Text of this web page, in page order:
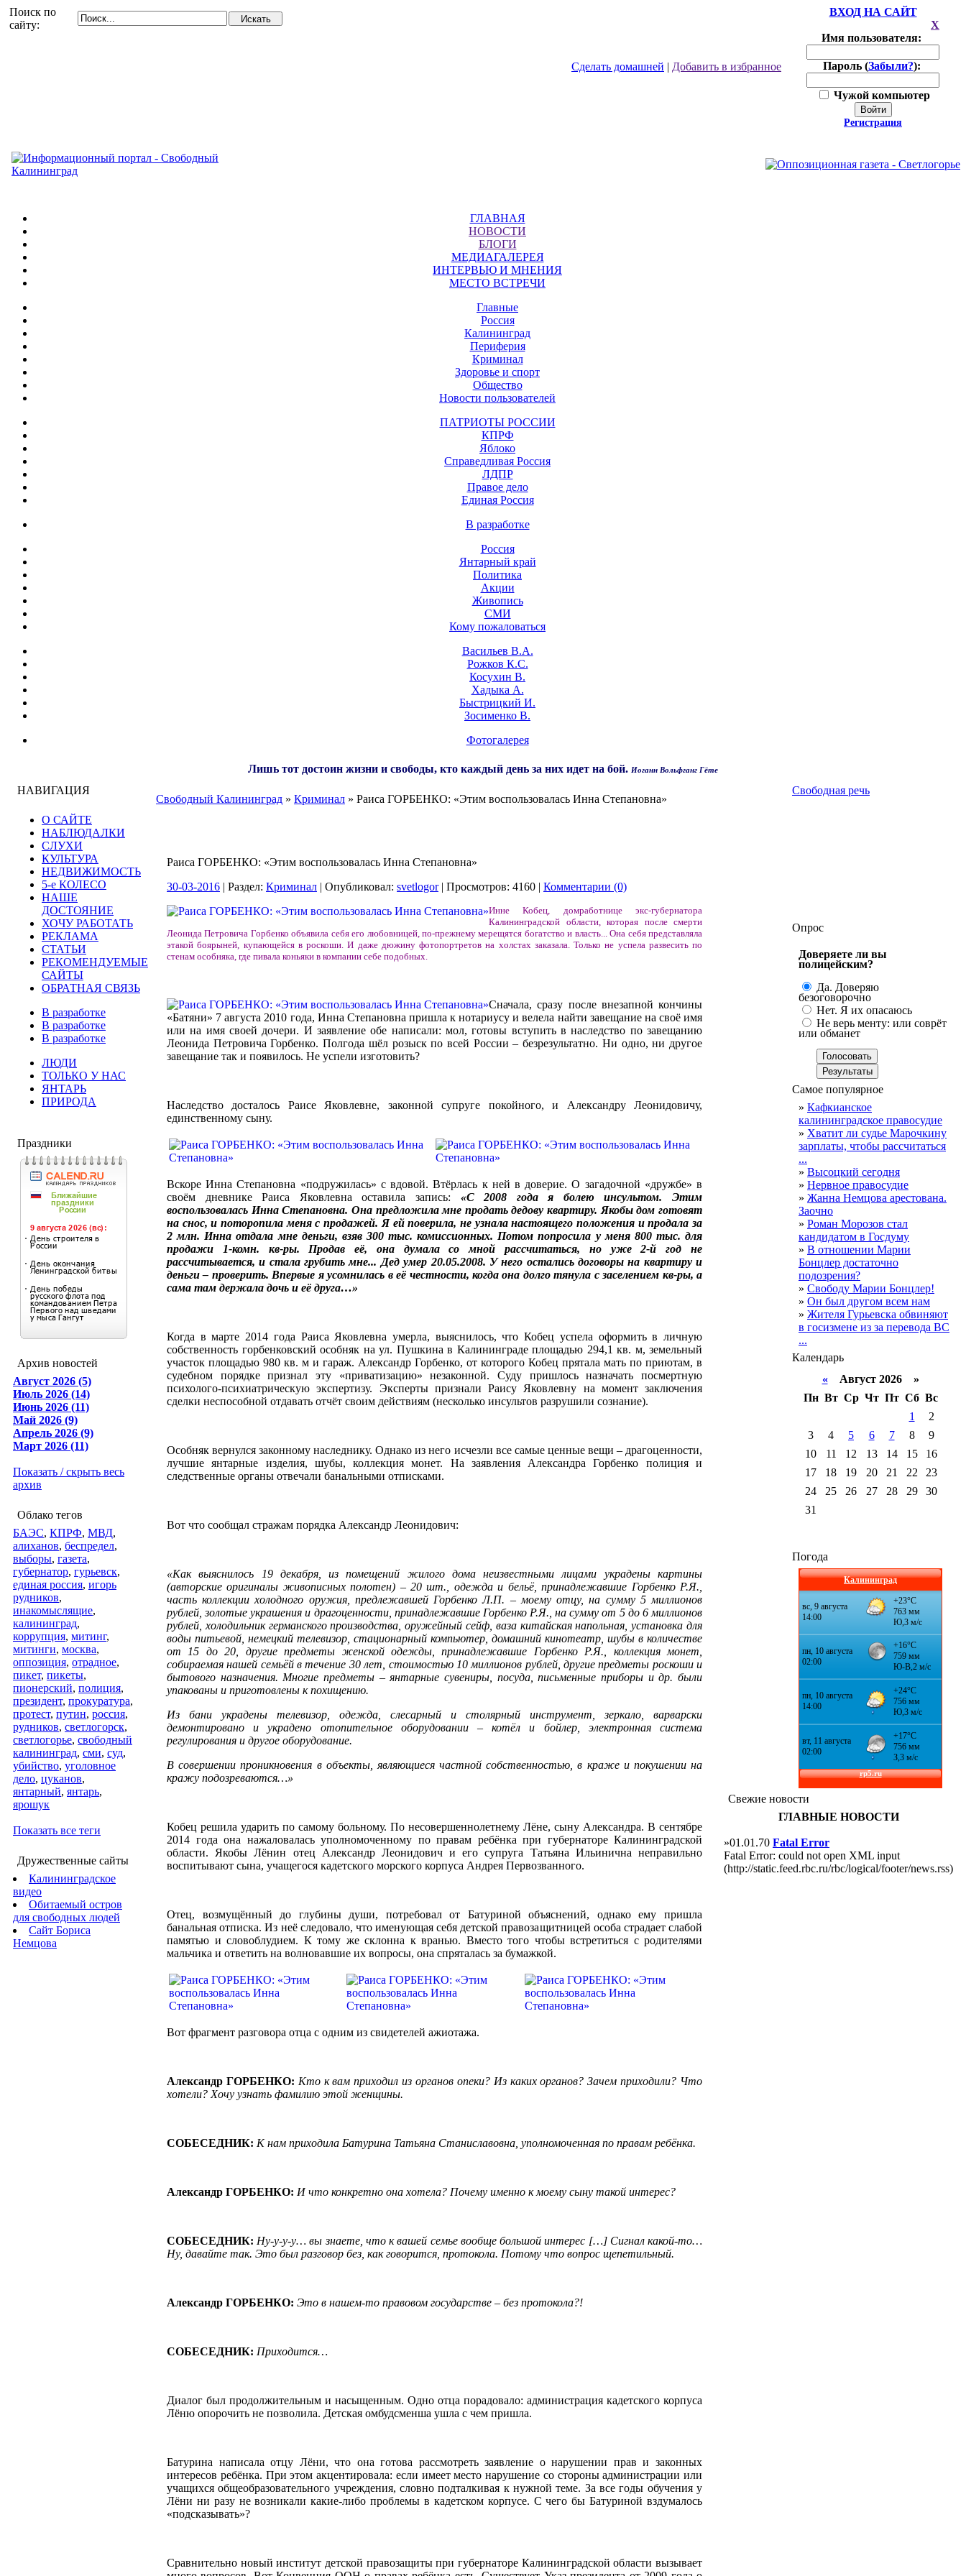
Поиск по
сайту:
Сделать домашней | Добавить в избранное
ВХОД НА САЙТ
X
Имя пользователя:
Пароль (Забыли?):
Чужой компьютер
Войти
Регистрация
ГЛАВНАЯ
НОВОСТИ
БЛОГИ
МЕДИАГАЛЕРЕЯ
ИНТЕРВЬЮ И МНЕНИЯ
МЕСТО ВСТРЕЧИ
Главные
Россия
Калининград
Периферия
Криминал
Здоровье и спорт
Общество
Новости пользователей
ПАТРИОТЫ РОССИИ
КПРФ
Яблоко
Справедливая Россия
ЛДПР
Правое дело
Единая Россия
В разработке
Россия
Янтарный край
Политика
Акции
Живопись
СМИ
Кому пожаловаться
Васильев В.А.
Рожков К.С.
Косухин В.
Хадыка А.
Быстрицкий И.
Зосименко В.
Фотогалерея
Лишь тот достоин жизни и свободы, кто каждый день за них идет на бой. Иоганн Вольфганг Гёте
НАВИГАЦИЯ
О САЙТЕ
НАБЛЮДАЛКИ
СЛУХИ
КУЛЬТУРА
НЕДВИЖИМОСТЬ
5-е КОЛЕСО
НАШЕ
ДОСТОЯНИЕ
ХОЧУ РАБОТАТЬ
РЕКЛАМА
СТАТЬИ
РЕКОМЕНДУЕМЫЕ
САЙТЫ
ОБРАТНАЯ СВЯЗЬ
В разработке
В разработке
В разработке
ЛЮДИ
ТОЛЬКО У НАС
ЯНТАРЬ
ПРИРОДА
Праздники
Архив новостей
Август 2026 (5)
Июль 2026 (14)
Июнь 2026 (11)
Май 2026 (9)
Апрель 2026 (9)
Март 2026 (11)
Показать / скрыть весь
архив
Облако тегов
БАЭС, КПРФ, МВД,
алиханов, беспредел,
выборы, газета,
губернатор, гурьевск,
единая россия, игорь
рудников,
инакомыслящие,
калининград,
коррупция, митинг,
митинги, москва,
оппозиция, отрадное,
пикет, пикеты,
пионерский, полиция,
президент, прокуратура,
протест, путин, россия,
рудников, светлогорск,
светлогорье, свободный
калининград, сми, суд,
убийство, уголовное
дело, цуканов,
янтарный, янтарь,
ярошук
Показать все теги
Дружественные сайты
Калининградское
видео
Обитаемый остров
для свободных людей
Сайт Бориса
Немцова
Свободный Калининград » Криминал » Раиса ГОРБЕНКО: «Этим воспользовалась Инна Степановна»
Раиса ГОРБЕНКО: «Этим воспользовалась Инна Степановна»
30-03-2016 | Раздел: Криминал | Опубликовал: svetlogor| Просмотров: 4160 | Комментарии (0)
Инне Кобец, домработнице экс-губернатора
Калининградской области, которая после смерти
Леонида Петровича Горбенко объявила себя его любовницей, по-прежнему мерещятся богатство и власть... Она себя представляла
этакой боярыней, купающейся в роскоши. И даже дюжину фотопортретов на холстах заказала. Только не успела развесить по
стенам особняка, где пивала коньяки в компании себе подобных.
Сначала, сразу после внезапной кончины
«Батяни» 7 августа 2010 года, Инна Степановна пришла к нотариусу и велела найти завещание на своё имя
или на имя своей дочери. И заявление обе написали: мол, готовы вступить в наследство по завещанию
Леонида Петровича Горбенко. Полгода шёл розыск по всей России – безрезультатно. Ни одно, ни другое
завещание так и появилось. Не успели изготовить?
Наследство досталось Раисе Яковлевне, законной супруге покойного, и Александру Леонидовичу,
единственному сыну.
Вскоре Инна Степановна «подружилась» с вдовой. Втёрлась к ней в доверие. О загадочной «дружбе» в
своём дневнике Раиса Яковлевна оставила запись: «С 2008 года я болею инсультом. Этим
воспользовалась Инна Степановна. Она предложила мне продать дедову квартиру. Якобы дом готовят
на снос, и поторопила меня с продажей. Я ей поверила, не узнала настоящего положения и продала за
2 млн. Инна отдала мне деньги, взяв 300 тыс. комиссионных. Потом попросила у меня 800 тыс. для
продажи 1-комн. кв-ры. Продав её, она думала со мной рассчитаться, но уже 2-й год не
рассчитывается, и стала грубить мне... Дед умер 20.05.2008. У него остались договоры на квартиру и
деньги – проверить. Впервые я усомнилась в её честности, когда она долго тянула с заселением кв-ры, а
сама там держала дочь и её друга…»
Когда в марте 2014 года Раиса Яковлевна умерла, выяснилось, что Кобец успела оформить в личную
собственность горбенковский особняк на ул. Пушкина в Калининграде площадью 294,1 кв. м, земельный
участок площадью 980 кв. м и гараж. Александр Горбенко, от которого Кобец прятала мать по приютам, в
судебном порядке признал эту «приватизацию» незаконной. Суду пришлось назначать посмертную
психолого-психиатрическую экспертизу. Эксперты признали Раису Яковлевну на момент заключения
сделки неспособной отдавать отчёт своим действиям (несколько инсультов разрушили сознание).
Особняк вернулся законному наследнику. Однако из него исчезли все самые ценные вещи – драгоценности,
лучшие янтарные изделия, шубы, коллекция монет. На заявления Александра Горбенко полиция и
следственные органы отвечали банальными отписками.
Вот что сообщал стражам порядка Александр Леонидович:
«Как выяснилось 19 декабря, из помещений жилого дома неизвестными лицами украдены картины
(авторские оригиналы живописных полотен) – 20 шт., одежда и бельё, принадлежавшие Горбенко Р.Я.,
часть коллекции холодного оружия, предлежавшей Горбенко Л.П. – моему отцу, на сумму 5 миллионов
рублей, золотые украшения и драгоценности, принадлежавшие Горбенко Р.Я., на сумму от 5 до 6 миллионов
рублей, холодильник германского производства, оружейный сейф, ваза китайская напольная, установка для
воды питьевой, немецкий телевизор, стационарный компьютер, домашний кинотеатр, шубы в количестве
от 15 до 20, другие предметы женской одежды, принадлежавшие Горбенко Р.Я., коллекция монет,
собираемая нашей семьёй в течение 30 лет, стоимостью 10 миллионов рублей, другие предметы роскоши и
бытового назначения. Многие предметы – янтарные сувениры, посуда, письменные приборы и др. были
упакованы и приготовлены к похищению.
Из бани украдены телевизор, одежда, слесарный и столярный инструмент, зеркало, варварски
демонтировано и украдено отопительное оборудовании – котёл и бойлер, электронная система
регулирования и другое оборудование.
В совершении проникновения в объекты, являющиеся частной собственностью, в краже и покушении на
кражу подозреваются…»
Кобец решила ударить по самому больному. По несовершеннолетнему Лёне, сыну Александра. В сентябре
2014 года она нажаловалась уполномоченному по правам ребёнка при губернаторе Калининградской
области. Якобы Лёнин отец Александр Леонидович и его супруга Татьяна Ильинична неправильно
воспитывают сына, учащегося кадетского морского корпуса Андрея Первозванного.
Отец, возмущённый до глубины души, потребовал от Батуриной объяснений, однако ему пришла
банальная отписка. Из неё следовало, что именующая себя детской правозащитницей особа страдает слабой
памятью и словоблудием. К тому же склонна к вранью. Вместо того чтобы встретиться с родителями
мальчика и ответить на волновавшие их вопросы, она спряталась за бумажкой.
Вот фрагмент разговора отца с одним из свидетелей ажиотажа.
Александр ГОРБЕНКО: Кто к вам приходил из органов опеки? Из каких органов? Зачем приходили? Что
хотели? Хочу узнать фамилию этой женщины.
СОБЕСЕДНИК: К нам приходила Батурина Татьяна Станиславовна, уполномоченная по правам ребёнка.
Александр ГОРБЕНКО: И что конкретно она хотела? Почему именно к моему сыну такой интерес?
СОБЕСЕДНИК: Ну-у-у-у… вы знаете, что к вашей семье вообще большой интерес […] Сигнал какой-то…
Ну, давайте так. Это был разговор без, как говорится, протокола. Потому что вопрос щепетильный.
Александр ГОРБЕНКО: Это в нашем-то правовом государстве – без протокола?!
СОБЕСЕДНИК: Приходится…
Диалог был продолжительным и насыщенным. Одно отца порадовало: администрация кадетского корпуса
Лёню опорочить не позволила. Детская омбудсменша ушла с чем пришла.
Батурина написала отцу Лёни, что она готова рассмотреть заявление о нарушении прав и законных
интересов ребёнка. При этом акцентировала: если имеет место нарушение со стороны администрации или
учащихся общеобразовательного учреждения, словно подталкивая к нужной теме. За все годы обучения у
Лёни ни разу не возникали какие-либо проблемы в кадетском корпусе. С чего бы Батуриной вздумалось
«подсказывать»?
Сравнительно новый институт детской правозащиты при губернаторе Калининградской области вызывает
Свободная речь
Опрос
Доверяете ли вы
полицейским?
Да. Доверяю
безоговорочно
Нет. Я их опасаюсь
Не верь менту: или соврёт
или обманет
Самое популярное
» Кафкианское
калининградское правосудие
» Хватит ли судье Марочкину
зарплаты, чтобы рассчитаться
...
» Высоцкий сегодня
» Нервное правосудие
» Жанна Немцова арестована.
Заочно
» Роман Морозов стал
кандидатом в Госдуму
» В отношении Марии
Бонцлер достаточно
подозрения?
» Свободу Марии Бонцлер!
» Он был другом всем нам
» Жителя Гурьевска обвиняют
в госизмене из за перевода ВС
...
Календарь
«Август 2026 »
Пн Вт Ср Чт Пт Сб Вс
1
2
3
4 5 6 7 8
9
10
11 12 13 14 15
16
17
18 19 20 21 22
23
24
25 26 27 28 29
30
31
Погода
Калининград
Свежие новости
ГЛАВНЫЕ НОВОСТИ
»01.01.70 Fatal Error
Fatal Error: could not open XML input
(http://static.feed.rbc.ru/rbc/logical/footer/news.rss)